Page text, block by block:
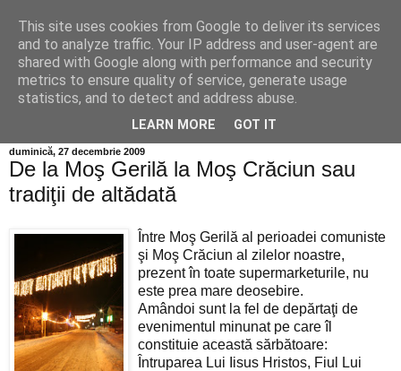
Info MILEANCA
BINE AȚI VENIT! *Jurnal online de informație și opinie; Joi
06 August, 2026
duminică, 27 decembrie 2009
De la Moş Gerilă la Moş Crăciun sau
tradiţii de altădată
Între Moş Gerilă al perioadei comuniste
şi Moş Crăciun al zilelor noastre,
prezent în toate supermarketurile, nu
este prea mare deosebire.
Amândoi sunt la fel de depărtaţi de
evenimentul minunat pe care îl
constituie această sărbătoare:
Întruparea Lui Iisus Hristos, Fiul Lui
This site uses cookies from Google to deliver its services
and to analyze traffic. Your IP address and user-agent are
shared with Google along with performance and security
metrics to ensure quality of service, generate usage
statistics, and to detect and address abuse.
LEARN MORE GOT IT